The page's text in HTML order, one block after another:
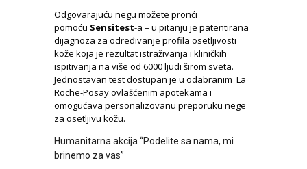
Odgovarajuću negu možete pronći
pomoću Sensitest-a – u pitanju je patentirana
dijagnoza za određivanje profila osetljivosti
kože koja je rezultat istraživanja i kliničkih
ispitivanja na više od 6000 ljudi širom sveta.
Jednostavan test dostupan je u odabranim La
Roche-Posay ovlašćenim apotekama i
omogućava personalizovanu preporuku nege
za osetljivu kožu.
Humanitarna akcija “Podelite sa nama, mi
brinemo za vas”